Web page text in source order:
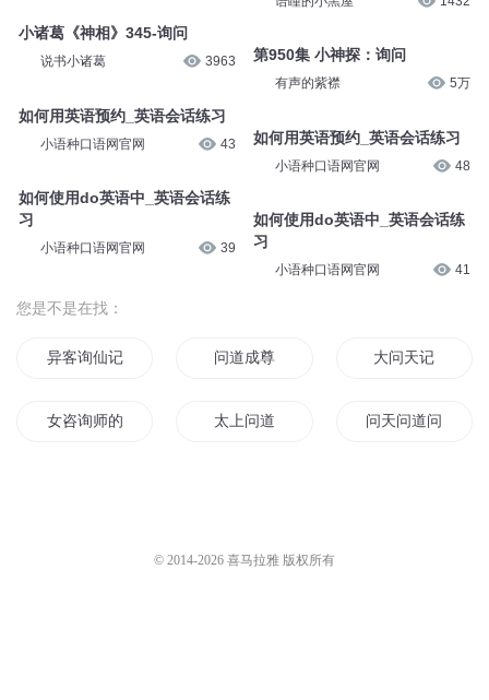
小诸葛《神相》345-询问
说书小诸葛 3963
如何用英语预约_英语会话练习
小语种口语网官网 43
如何使用do英语中_英语会话练
习
小语种口语网官网 39
第950集 小神探：询问
有声的紫襟 5万
如何用英语预约_英语会话练习
小语种口语网官网 48
如何使用do英语中_英语会话练
习
小语种口语网官网 41
您是不是在找：
异客询仙记 问道成尊 大问天记
女咨询师的困惑 太上问道 问天问道问我
© 2014-2026 喜马拉雅 版权所有